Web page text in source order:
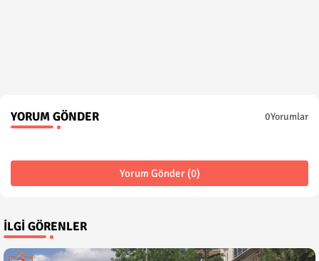
YORUM GÖNDER 0Yorumlar
Yorum Gönder (0)
İLGI GÖRENLER